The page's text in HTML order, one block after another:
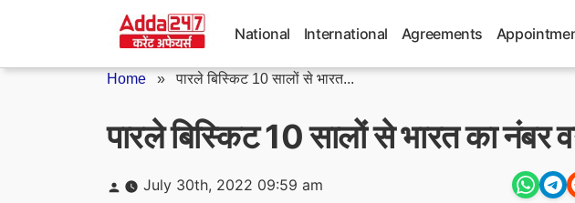
National International Agreements
Home »पारले बिस्किट 10 सालों से भारत...
पारले बिस्किट 10 सालों से भारत का नंबर
Posted
by
July 30th, 2022 09:59 am